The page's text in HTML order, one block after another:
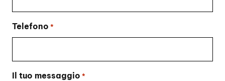
Telefono *
Il tuo messaggio *